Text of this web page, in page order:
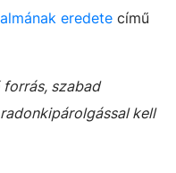
eredete című
forrás, szabad
kell